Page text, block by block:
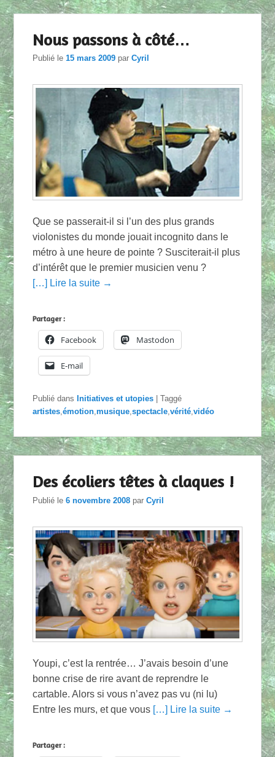
Nous passons à côté…
Publié le15 mars 2009 parCyril
Que se passerait-il si l’un des plus grands
violonistes du monde jouait incognito dans le
métro à une heure de pointe ? Susciterait-il plus
d’intérêt que le premier musicien venu ?
[…] Lire la suite →
Partager :
Facebook Mastodon
E-mail
Publié dans Initiatives et utopies |Taggé
artistes ,émotion ,musique ,spectacle ,vérité ,vidéo
Des écoliers têtes à claques !
Publié le6 novembre 2008 parCyril
Youpi, c’est la rentrée… J’avais besoin d’une
bonne crise de rire avant de reprendre le
cartable. Alors si vous n’avez pas vu (ni lu)
Entre les murs, et que vous […] Lire la suite →
Partager :